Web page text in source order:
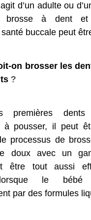
d’un adulte ou
brosse à dent et
buccale peut
on brosser les
?
premières
à pousser, il peut
processus de
doux avec un
être tout aussi
lorsque le
par des formules